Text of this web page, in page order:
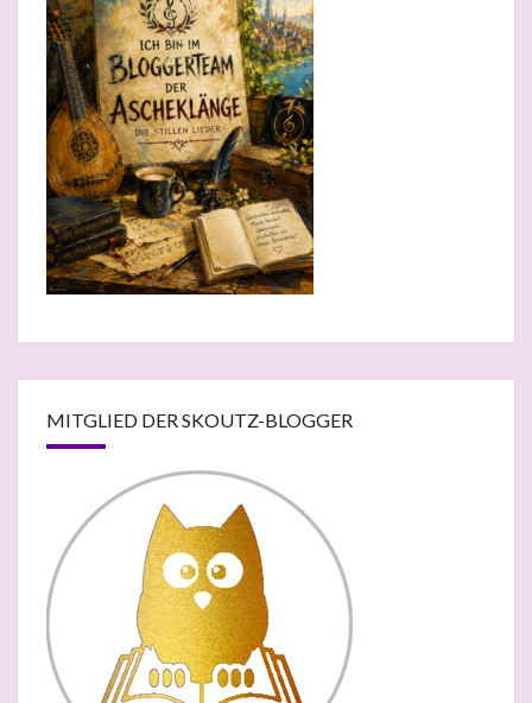
MITGLIED DER SKOUTZ-BLOGGER